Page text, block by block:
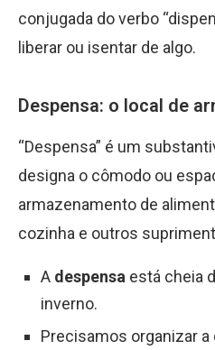
conjugada do verbo
liberar ou isentar de algo.
Despensa: o local de
“Despensa” é um
designa o cômodo ou
armazenamento de
cozinha e outros
A despensa está cheia
inverno.
Precisamos organizar a